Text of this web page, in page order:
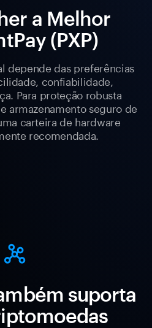
a Melhor
(PXP)
depende das preferências
confiabilidade,
Para proteção robusta
armazenamento seguro de
carteira de hardware
recomendada.
suporta